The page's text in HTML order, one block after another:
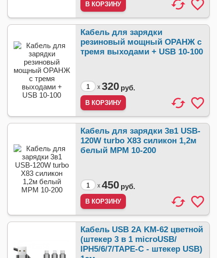
Кабель для зарядки
резиновый мощный ОРАНЖ с
тремя выходами + USB 10-100
x 320 руб.
Кабель для зарядки 3в1 USB-
120W turbo X83 силикон 1,2м
белый MPM 10-200
x 450 руб.
Кабель USB 2А KM-62 цветной
(штекер 3 в 1 microUSB/
IPH5/6/7/TAPE-C - штекер USB)